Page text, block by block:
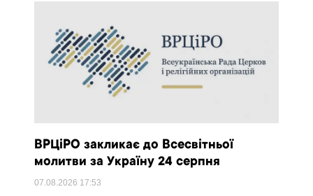
ВРЦіРО закликає до Всесвітньої
молитви за Україну 24 серпня
07.08.2026 17:53